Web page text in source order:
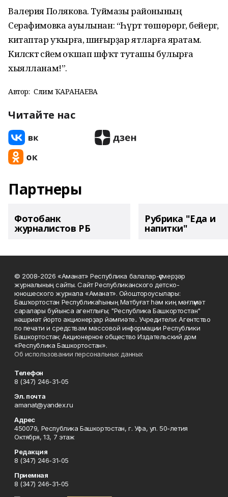
Валерия Полякова. Туймазы районының
Серафимовка ауылынан: “Һүрәт төшөрөргә, бейергә,
китаптар уҡырға, шиғырҙар ятларға яратам.
Киләсәктә әсәйемә оҡшап шәфҡәт туташы булырға
хыялланам!”.
Автор: Сәлимә ҠАРАНАЕВА
Читайте нас
Партнеры
Фотобанк
журналистов РБ
Рубрика "Еда и
напитки"
© 2008-2026 «Аманат» Республика балалар-үҫмерҙәр
журналының сайты. Сайт Республиканского детско-
юношеского журнала «Аманат». Ойоштороусылары:
Башҡортостан Республикаһының Матбуғат һәм киң мәғлүмәт
саралары буйынса агентлығы; "Республика Башкортостан"
нәшриәт йорто акционерҙар йәмғиәте.. Учредители: Агентство
по печати и средствам массовой информации Республики
Башкортостан; Акционерное общество Издательский дом
«Республика Башкортостан».
Об использовании персональных данных
Телефон
8 (347) 246-31-05
Эл. почта
amanat@yandex.ru
Адрес
450079, Республика Башкортостан, г. Уфа, ул. 50-летия
Октября, 13, 7 этаж
Редакция
8 (347) 246-31-05
Приемная
8 (347) 246-31-05